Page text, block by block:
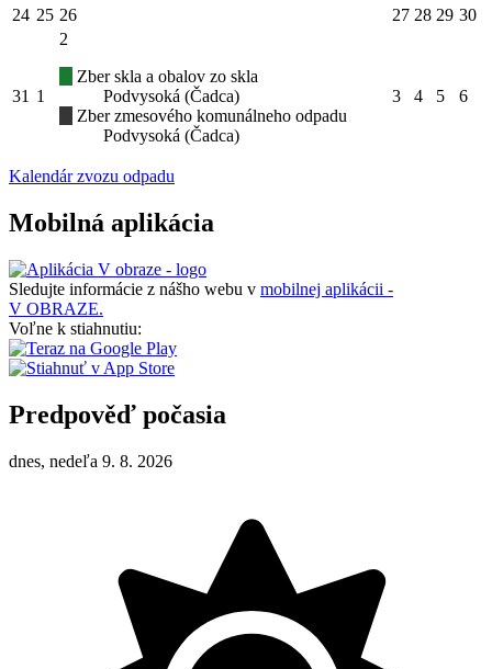
24 25 26 27 28 29 30
31 1
2
Zber skla a obalov zo skla
Podvysoká (Čadca)
Zber zmesového komunálneho odpadu
Podvysoká (Čadca)
3 4 5 6
Kalendár zvozu odpadu
Mobilná aplikácia
Sledujte informácie z nášho webu v mobilnej aplikácii -
V OBRAZE.
Voľne k stiahnutiu:
Predpověď počasia
dnes, nedeľa 9. 8. 2026